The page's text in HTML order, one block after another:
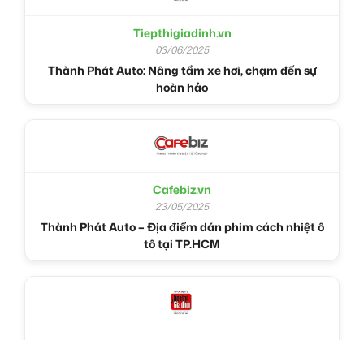
Tiepthigiadinh.vn
03/06/2025
Thành Phát Auto: Nâng tầm xe hơi, chạm đến sự
hoàn hảo
Cafebiz.vn
23/05/2025
Thành Phát Auto – Địa điểm dán phim cách nhiệt ô
tô tại TP.HCM